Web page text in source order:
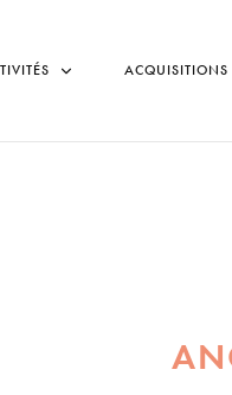
ACQUISITIONS